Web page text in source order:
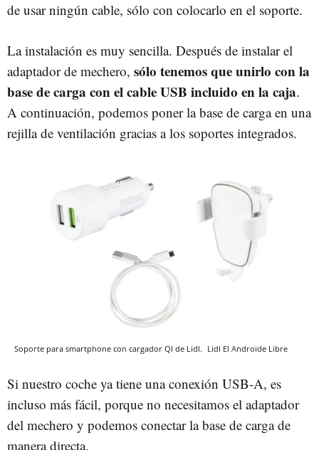
de usar ningún cable, sólo con colocarlo en el soporte.
La instalación es muy sencilla. Después de instalar el
adaptador de mechero, sólo tenemos que unirlo con la
base de carga con el cable USB incluido en la caja.
A continuación, podemos poner la base de carga en una
rejilla de ventilación gracias a los soportes integrados.
Soporte para smartphone con cargador QI de Lidl. Lidl El Androide Libre
Si nuestro coche ya tiene una conexión USB-A, es
incluso más fácil, porque no necesitamos el adaptador
del mechero y podemos conectar la base de carga de
manera directa.